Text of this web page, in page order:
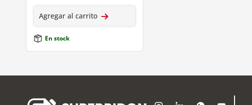
Agregar al carrito
En stock